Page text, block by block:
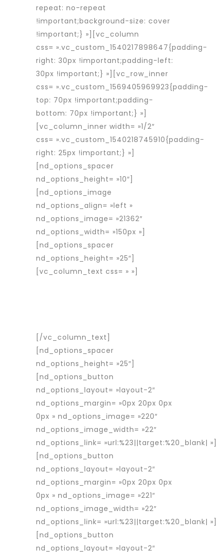
repeat: no-repeat
!important;background-size: cover
!important;} »][vc_column
css= ».vc_custom_1540217898647{padding-
right: 30px !important;padding-left:
30px !important;} »][vc_row_inner
css= ».vc_custom_1569405969923{padding-
top: 70px !important;padding-
bottom: 70px !important;} »]
[vc_column_inner width= »1/2″
css= ».vc_custom_1540218745910{padding-
right: 25px !important;} »]
[nd_options_spacer
nd_options_height= »10″]
[nd_options_image
nd_options_align= »left »
nd_options_image= »21362″
nd_options_width= »150px »]
[nd_options_spacer
nd_options_height= »25″]
[vc_column_text css= » »]
[/vc_column_text]
[nd_options_spacer
nd_options_height= »25″]
[nd_options_button
nd_options_layout= »layout-2″
nd_options_margin= »0px 20px 0px
0px » nd_options_image= »220″
nd_options_image_width= »22″
nd_options_link= »url:%23||target:%20_blank| »]
[nd_options_button
nd_options_layout= »layout-2″
nd_options_margin= »0px 20px 0px
0px » nd_options_image= »221″
nd_options_image_width= »22″
nd_options_link= »url:%23||target:%20_blank| »]
[nd_options_button
nd_options_layout= »layout-2″